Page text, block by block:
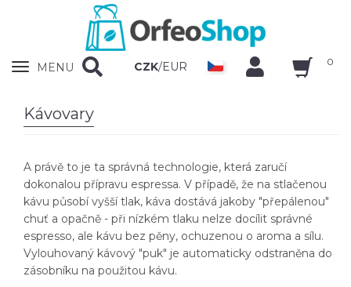
Zobrazit
MENU CZK/EUR 0
Kávovary
A právě to je ta správná technologie, která zaručí
dokonalou přípravu espressa. V případě, že na stlačenou
kávu působí vyšší tlak, káva dostává jakoby "přepálenou"
chuť a opačně - při nízkém tlaku nelze docílit správné
espresso, ale kávu bez pěny, ochuzenou o aroma a sílu.
Vylouhovaný kávový "puk" je automaticky odstraněna do
zásobníku na použitou kávu.